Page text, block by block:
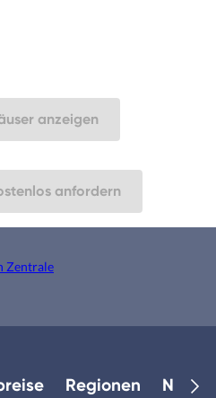
anzeigen
anfordern
Zentrale
Regionen